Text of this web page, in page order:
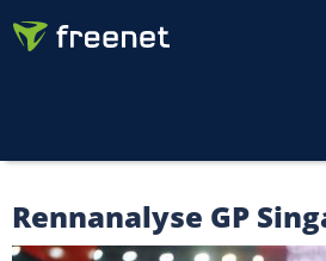
Rennanalyse GP